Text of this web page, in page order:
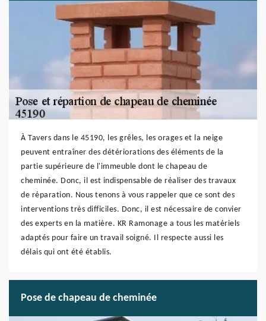
À Tavers dans le 45190, les grêles, les orages et la neige
peuvent entraîner des détériorations des éléments de la
partie supérieure de l'immeuble dont le chapeau de
cheminée. Donc, il est indispensable de réaliser des travaux
de réparation. Nous tenons à vous rappeler que ce sont des
interventions très difficiles. Donc, il est nécessaire de convier
des experts en la matière. KR Ramonage a tous les matériels
adaptés pour faire un travail soigné. Il respecte aussi les
délais qui ont été établis.
Pose de chapeau de cheminée